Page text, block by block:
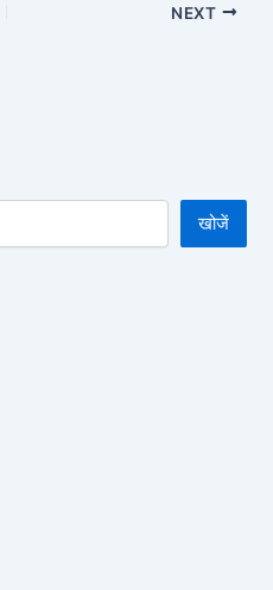
NEXT
खोजें